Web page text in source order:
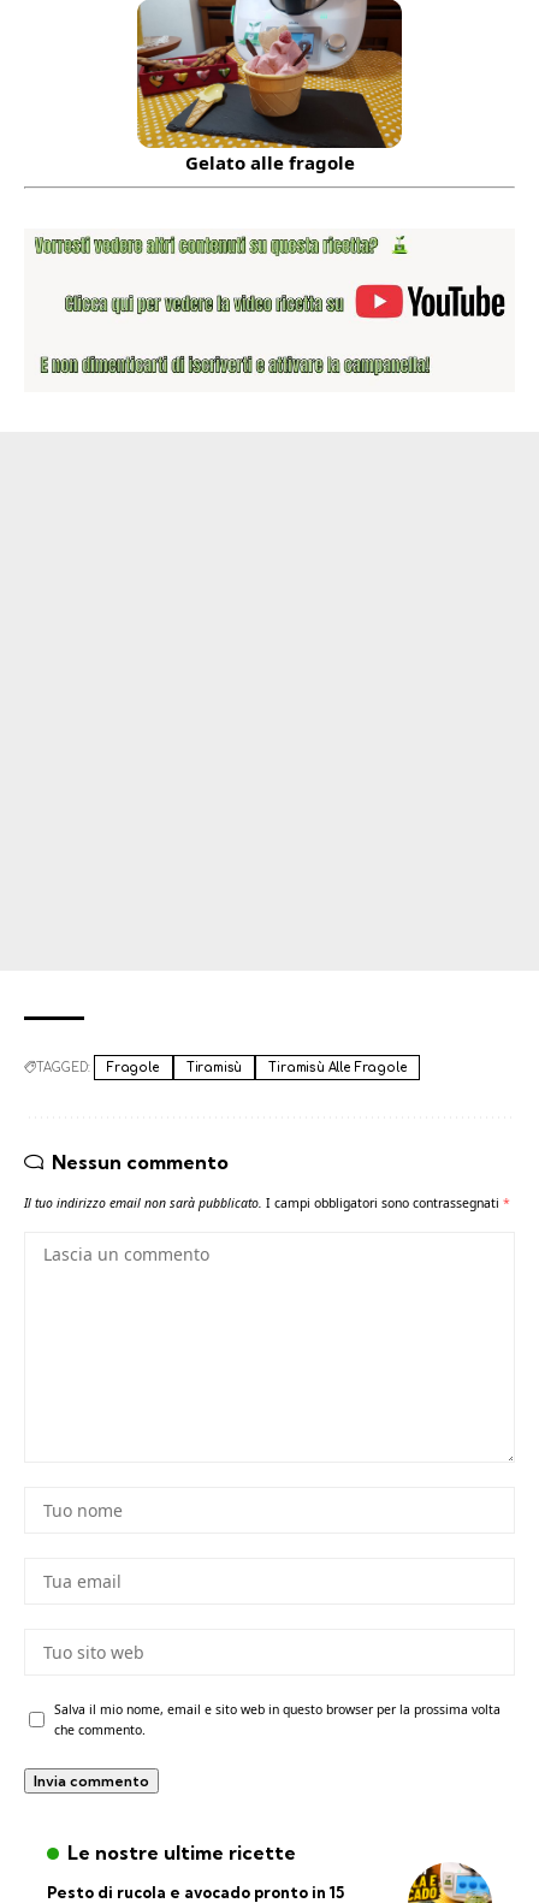
Gelato alle fragole
TAGGED: Fragole Tiramisù Tiramisù Alle Fragole
Nessun commento
Il tuo indirizzo email non sarà pubblicato. I campi obbligatori sono contrassegnati *
Salva il mio nome, email e sito web in questo browser per la prossima volta
che commento.
Le nostre ultime ricette
Pesto di rucola e avocado pronto in 15